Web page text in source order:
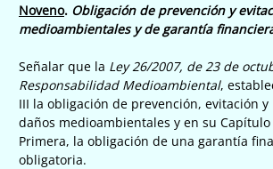
Noveno. Obligación de prevención y
medioambientales y de garantía
Señalar que la Ley 26/2007, de 23 de
Responsabilidad Medioambiental,
III la obligación de prevención, evitación
daños medioambientales y en su Capítulo
Primera, la obligación de una garantía
obligatoria.